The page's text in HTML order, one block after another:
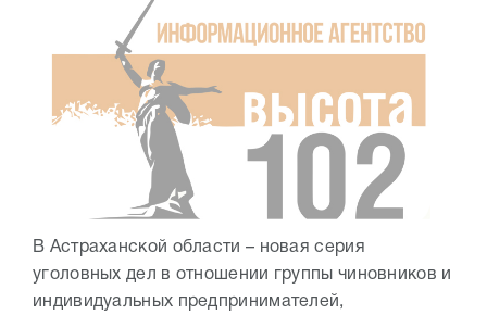
В Астраханской области – новая серия
уголовных дел в отношении группы чиновников и
индивидуальных предпринимателей,